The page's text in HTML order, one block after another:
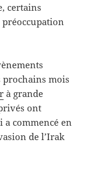
certains
mois
à grande
ont
commencé en
de l’Irak